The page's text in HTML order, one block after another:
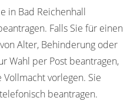
in Bad Reichenhall
Falls Sie für einen
Alter, Behinderung oder
Wahl per Post beantragen,
vorlegen. Sie
beantragen.